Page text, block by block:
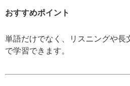
おすすめポイント
単語だけでなく、リスニングや長
で学習できます。